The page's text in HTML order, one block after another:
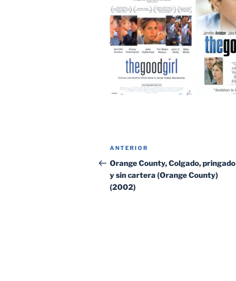
Navegación
de
entradas
Entrada
anterior:
ANTERIOR
Orange County, Colgado, pringado
y sin cartera (Orange County)
(2002)